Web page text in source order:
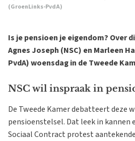
(GroenLinks-PvdA)
Is je pensioen je eigendom? Over
Agnes Joseph (NSC) en Marleen
PvdA) woensdag in de Tweede
NSC wil inspraak in
De Tweede Kamer debatteert deze
pensioenstelsel. Dat leek in kannen
Sociaal Contract protest